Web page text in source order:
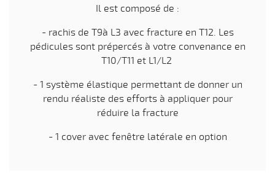
Il est composé de :
- rachis de T9à L3 avec fracture en T12. Les
pédicules sont prépercés à votre convenance en
T10/T11 et L1/L2
- 1 système élastique permettant de donner un
rendu réaliste des efforts à appliquer pour
réduire la fracture
- 1 cover avec fenêtre latérale en option